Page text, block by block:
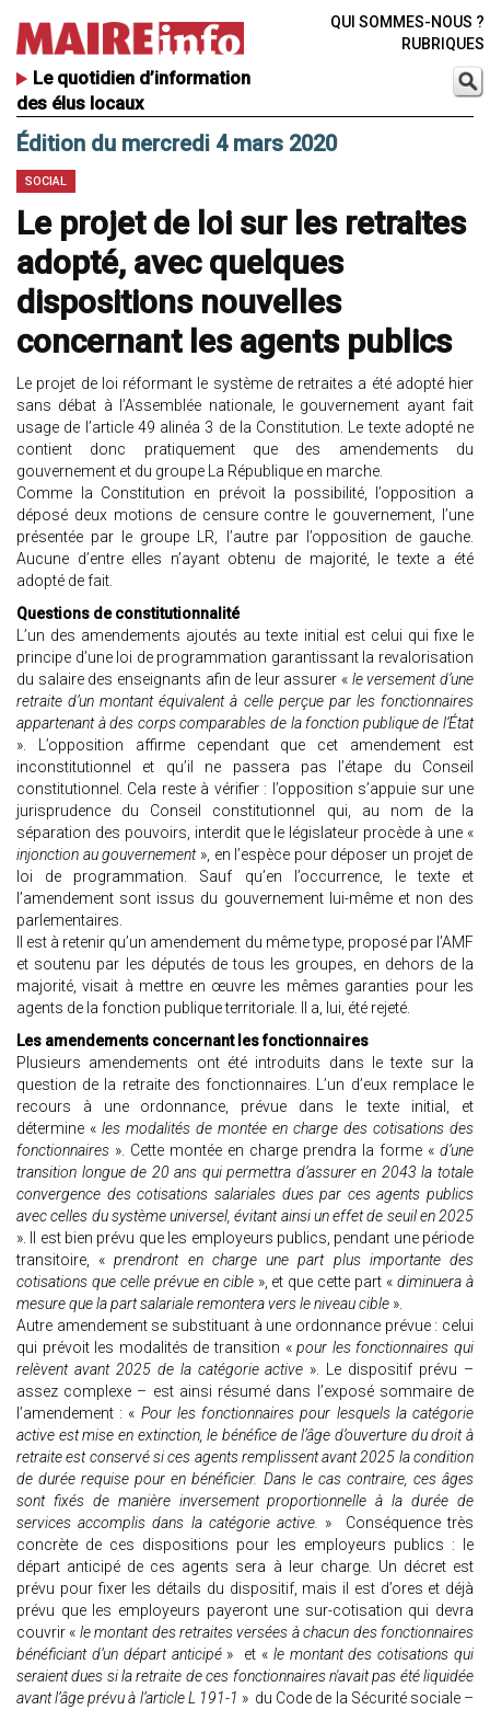
Le quotidien d’information
des élus locaux
QUI SOMMES-NOUS ?
RUBRIQUES
Édition du mercredi 4 mars 2020
SOCIAL
Le projet de loi sur les retraites
adopté, avec quelques
dispositions nouvelles
concernant les agents publics
Le projet de loi réformant le système de retraites a été adopté hier
sans débat à l’Assemblée nationale, le gouvernement ayant fait
usage de l’article 49 alinéa 3 de la Constitution. Le texte adopté ne
contient donc pratiquement que des amendements du
gouvernement et du groupe La République en marche.
Comme la Constitution en prévoit la possibilité, l’opposition a
déposé deux motions de censure contre le gouvernement, l’une
présentée par le groupe LR, l’autre par l’opposition de gauche.
Aucune d’entre elles n’ayant obtenu de majorité, le texte a été
adopté de fait.
Questions de constitutionnalité
L’un des amendements ajoutés au texte initial est celui qui fixe le
principe d’une loi de programmation garantissant la revalorisation
du salaire des enseignants afin de leur assurer « le versement d’une
retraite d’un montant équivalent à celle perçue par les fonctionnaires
appartenant à des corps comparables de la fonction publique de l’État
». L’opposition affirme cependant que cet amendement est
inconstitutionnel et qu’il ne passera pas l’étape du Conseil
constitutionnel. Cela reste à vérifier : l’opposition s’appuie sur une
jurisprudence du Conseil constitutionnel qui, au nom de la
séparation des pouvoirs, interdit que le législateur procède à une «
injonction au gouvernement », en l’espèce pour déposer un projet de
loi de programmation. Sauf qu’en l’occurrence, le texte et
l’amendement sont issus du gouvernement lui-même et non des
parlementaires.
Il est à retenir qu’un amendement du même type, proposé par l’AMF
et soutenu par les députés de tous les groupes, en dehors de la
majorité, visait à mettre en œuvre les mêmes garanties pour les
agents de la fonction publique territoriale. Il a, lui, été rejeté.
Les amendements concernant les fonctionnaires
Plusieurs amendements ont été introduits dans le texte sur la
question de la retraite des fonctionnaires. L’un d’eux remplace le
recours à une ordonnance, prévue dans le texte initial, et
détermine « les modalités de montée en charge des cotisations des
fonctionnaires ». Cette montée en charge prendra la forme « d’une
transition longue de 20 ans qui permettra d’assurer en 2043 la totale
convergence des cotisations salariales dues par ces agents publics
avec celles du système universel, évitant ainsi un effet de seuil en 2025
». Il est bien prévu que les employeurs publics, pendant une période
transitoire, « prendront en charge une part plus importante des
cotisations que celle prévue en cible », et que cette part «diminuera à
mesure que la part salariale remontera vers le niveau cible ».
Autre amendement se substituant à une ordonnance prévue : celui
qui prévoit les modalités de transition «pour les fonctionnaires qui
relèvent avant 2025 de la catégorie active ». Le dispositif prévu –
assez complexe – est ainsi résumé dans l’exposé sommaire de
l’amendement : « Pour les fonctionnaires pour lesquels la catégorie
active est mise en extinction, le bénéfice de l’âge d’ouverture du droit à
retraite est conservé si ces agents remplissent avant 2025 la condition
de durée requise pour en bénéficier. Dans le cas contraire, ces âges
sont fixés de manière inversement proportionnelle à la durée de
services accomplis dans la catégorie active. » Conséquence très
concrète de ces dispositions pour les employeurs publics : le
départ anticipé de ces agents sera à leur charge. Un décret est
prévu pour fixer les détails du dispositif, mais il est d’ores et déjà
prévu que les employeurs payeront une sur-cotisation qui devra
couvrir « le montant des retraites versées à chacun des fonctionnaires
bénéficiant d’un départ anticipé» et «le montant des cotisations qui
seraient dues si la retraite de ces fonctionnaires n'avait pas été liquidée
avant l’âge prévu à l’article L 191-1 » du Code de la Sécurité sociale –